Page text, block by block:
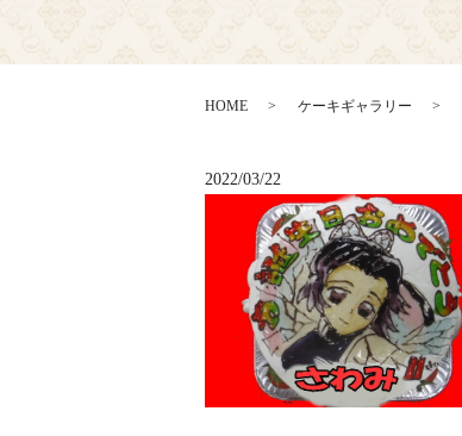
HOME ケーキギャラリー
2022/03/22